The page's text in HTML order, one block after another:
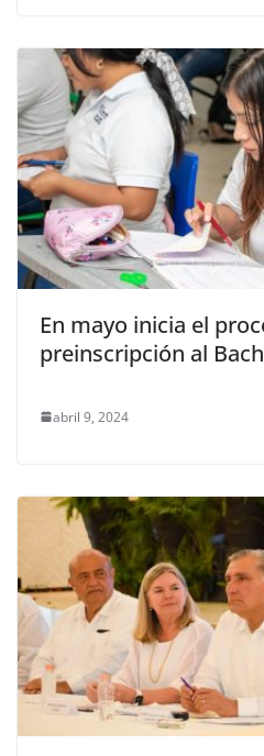
En mayo inicia el
preinscripción al
abril 9, 2024